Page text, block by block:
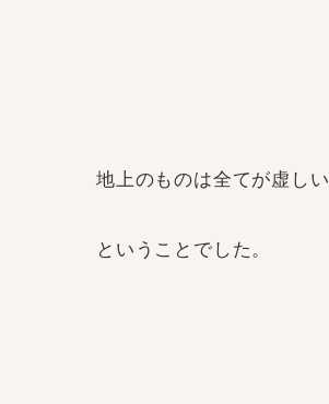
地上のものは全てが虚しい
ということでした。